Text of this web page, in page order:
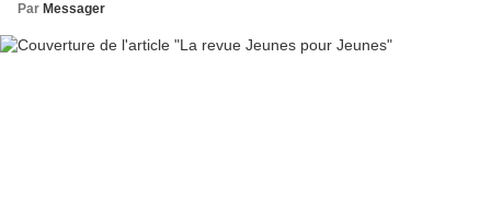
Par Messager